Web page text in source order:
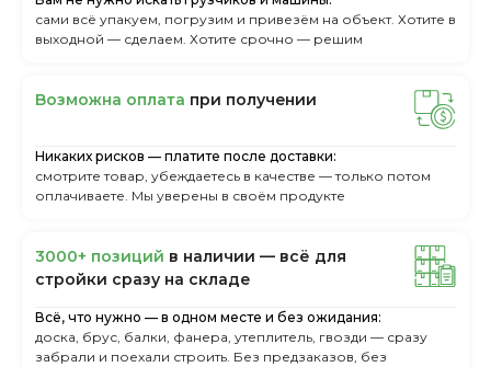
сами всё упакуем, погрузим и привезём на объект. Хотите в
выходной — сделаем. Хотите срочно — решим
Boзмoжнa oплaтa пpи пoлучeнии
Никаких рисков — платите после доставки:
смотрите товар, убеждаетесь в качестве — только потом
оплачиваете. Мы уверены в своём продукте
3000+ пoзиций в нaличии — вcё для
cтpoйки cpaзу нa cклaдe
Всё, что нужно — в одном месте и без ожидания:
доска, брус, балки, фанера, утеплитель, гвозди — сразу
забрали и поехали строить. Без предзаказов, без